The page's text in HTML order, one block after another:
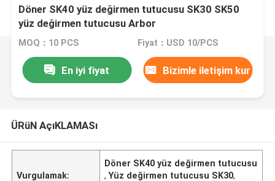
Döner SK40 yüz değirmen tutucusu SK30 SK50
yüz değirmen tutucusu Arbor
MOQ：10 PCS Fiyat：USD 10/PCS
En iyi fiyat Bizimle iletişim kur
ÜRüN AçıKLAMASı
Vurgulamak:
Döner SK40 yüz değirmen tutucusu
,Yüz değirmen tutucusu SK30,